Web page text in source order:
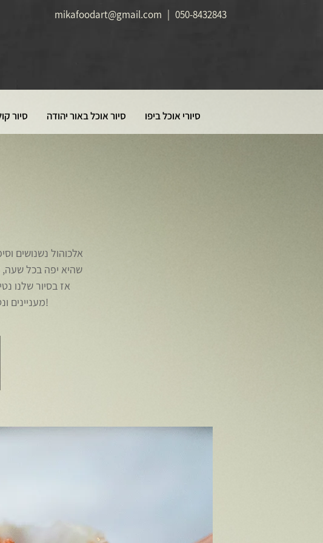
050-8432843
mikafoodart@gmail.com
סיורי אוכל ביפו סיור אוכל באור יהודה סיור
אלכוהול נשנושים
שהיא יפה בכל שעה,
אז בסיור שלנו
מעניינים ונטעם את יפו בביסים קטנים של אושר. תתכוננו להתאהב!